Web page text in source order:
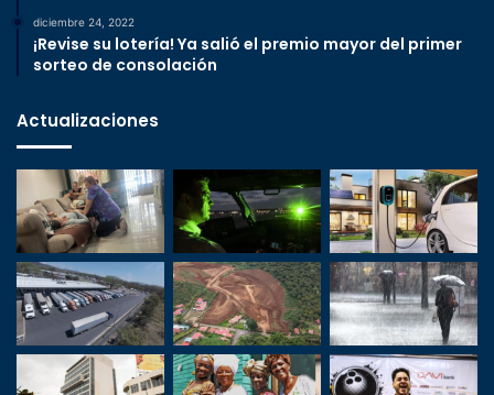
diciembre 24, 2022
¡Revise su lotería! Ya salió el premio mayor del primer
sorteo de consolación
Actualizaciones